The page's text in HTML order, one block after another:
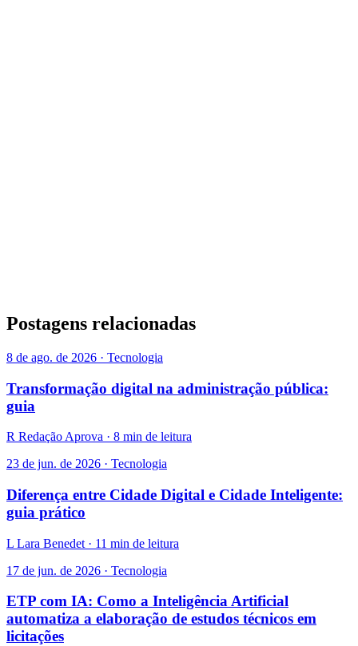
Postagens relacionadas
8 de ago. de 2026 · Tecnologia
Transformação digital na administração pública:
guia
R Redação Aprova · 8 min de leitura
23 de jun. de 2026 · Tecnologia
Diferença entre Cidade Digital e Cidade Inteligente:
guia prático
L Lara Benedet · 11 min de leitura
17 de jun. de 2026 · Tecnologia
ETP com IA: Como a Inteligência Artificial
automatiza a elaboração de estudos técnicos em
licitações